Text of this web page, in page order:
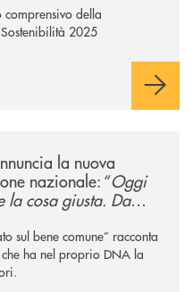
della
2025
la nuova
nazionale: “Oggi
la cosa giusta. Da
sul bene comune” racconta
ha nel proprio DNA la